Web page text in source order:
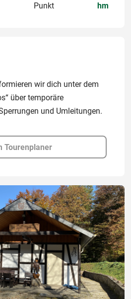
Punkt
hm
wir dich unter dem
über temporäre
und Umleitungen.
Tourenplaner